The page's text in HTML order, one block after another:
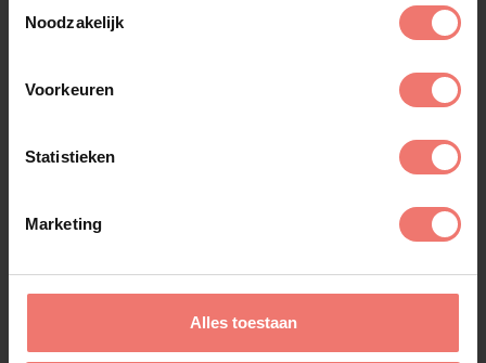
Noodzakelijk
Voorkeuren
Statistieken
Marketing
Alles toestaan